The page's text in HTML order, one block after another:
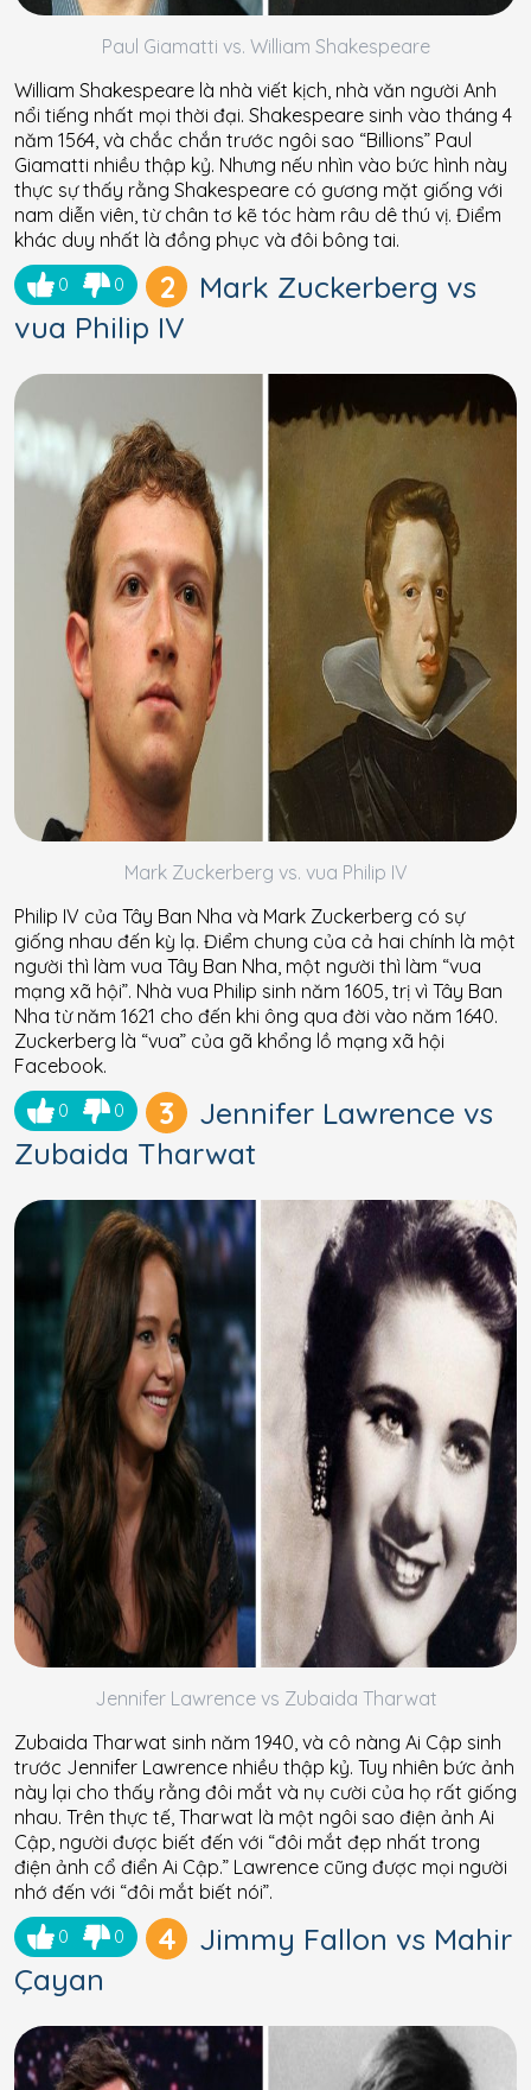
Paul Giamatti vs. William Shakespeare
William Shakespeare là nhà viết kịch, nhà văn người Anh
nổi tiếng nhất mọi thời đại. Shakespeare sinh vào tháng 4
năm 1564, và chắc chắn trước ngôi sao “Billions” Paul
Giamatti nhiều thập kỷ. Nhưng nếu nhìn vào bức hình này
thực sự thấy rằng Shakespeare có gương mặt giống với
nam diễn viên, từ chân tơ kẽ tóc hàm râu dê thú vị. Điểm
khác duy nhất là đồng phục và đôi bông tai.
0 0 2
Mark Zuckerberg vs
vua Philip IV
Mark Zuckerberg vs. vua Philip IV
Philip IV của Tây Ban Nha và Mark Zuckerberg có sự
giống nhau đến kỳ lạ. Điểm chung của cả hai chính là một
người thì làm vua Tây Ban Nha, một người thì làm “vua
mạng xã hội”. Nhà vua Philip sinh năm 1605, trị vì Tây Ban
Nha từ năm 1621 cho đến khi ông qua đời vào năm 1640.
Zuckerberg là “vua” của gã khổng lồ mạng xã hội
Facebook.
0 0 3
Jennifer Lawrence vs
Zubaida Tharwat
Jennifer Lawrence vs Zubaida Tharwat
Zubaida Tharwat sinh năm 1940, và cô nàng Ai Cập sinh
trước Jennifer Lawrence nhiều thập kỷ. Tuy nhiên bức ảnh
này lại cho thấy rằng đôi mắt và nụ cười của họ rất giống
nhau. Trên thực tế, Tharwat là một ngôi sao điện ảnh Ai
Cập, người được biết đến với “đôi mắt đẹp nhất trong
điện ảnh cổ điển Ai Cập.” Lawrence cũng được mọi người
nhớ đến với “đôi mắt biết nói”.
0 0 4
Jimmy Fallon vs Mahir
Çayan